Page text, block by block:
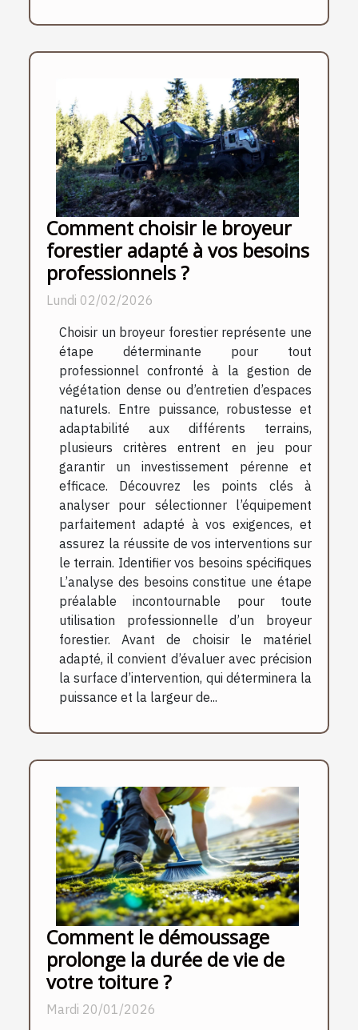
Comment choisir le broyeur
forestier adapté à vos besoins
professionnels ?
Lundi 02/02/2026
Choisir un broyeur forestier représente une
étape déterminante pour tout
professionnel confronté à la gestion de
végétation dense ou d’entretien d’espaces
naturels. Entre puissance, robustesse et
adaptabilité aux différents terrains,
plusieurs critères entrent en jeu pour
garantir un investissement pérenne et
efficace. Découvrez les points clés à
analyser pour sélectionner l’équipement
parfaitement adapté à vos exigences, et
assurez la réussite de vos interventions sur
le terrain. Identifier vos besoins spécifiques
L’analyse des besoins constitue une étape
préalable incontournable pour toute
utilisation professionnelle d’un broyeur
forestier. Avant de choisir le matériel
adapté, il convient d’évaluer avec précision
la surface d’intervention, qui déterminera la
puissance et la largeur de...
Comment le démoussage
prolonge la durée de vie de
votre toiture ?
Mardi 20/01/2026